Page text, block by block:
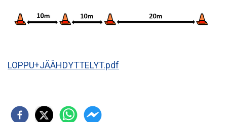
LOPPU+JÄÄHDYTTELYT.pdf